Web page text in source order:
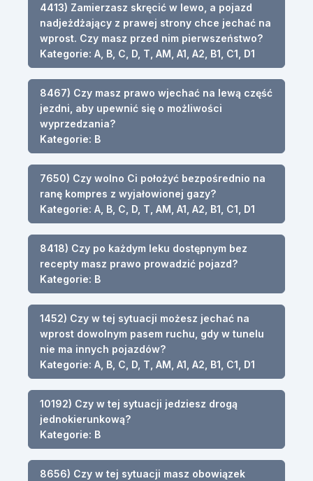
4413) Zamierzasz skręcić w lewo, a pojazd
nadjeżdżający z prawej strony chce jechać na
wprost. Czy masz przed nim pierwszeństwo?
Kategorie: A, B, C, D, T, AM, A1, A2, B1, C1, D1
8467) Czy masz prawo wjechać na lewą część
jezdni, aby upewnić się o możliwości
wyprzedzania?
Kategorie: B
7650) Czy wolno Ci położyć bezpośrednio na
ranę kompres z wyjałowionej gazy?
Kategorie: A, B, C, D, T, AM, A1, A2, B1, C1, D1
8418) Czy po każdym leku dostępnym bez
recepty masz prawo prowadzić pojazd?
Kategorie: B
1452) Czy w tej sytuacji możesz jechać na
wprost dowolnym pasem ruchu, gdy w tunelu
nie ma innych pojazdów?
Kategorie: A, B, C, D, T, AM, A1, A2, B1, C1, D1
10192) Czy w tej sytuacji jedziesz drogą
jednokierunkową?
Kategorie: B
8656) Czy w tej sytuacji masz obowiązek